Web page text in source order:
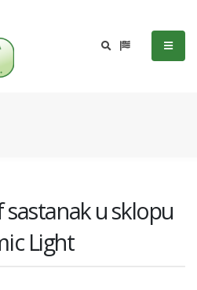
u sklopu
Light